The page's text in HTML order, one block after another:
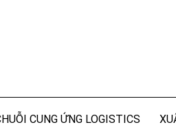
CUNG ỨNG LOGISTICS